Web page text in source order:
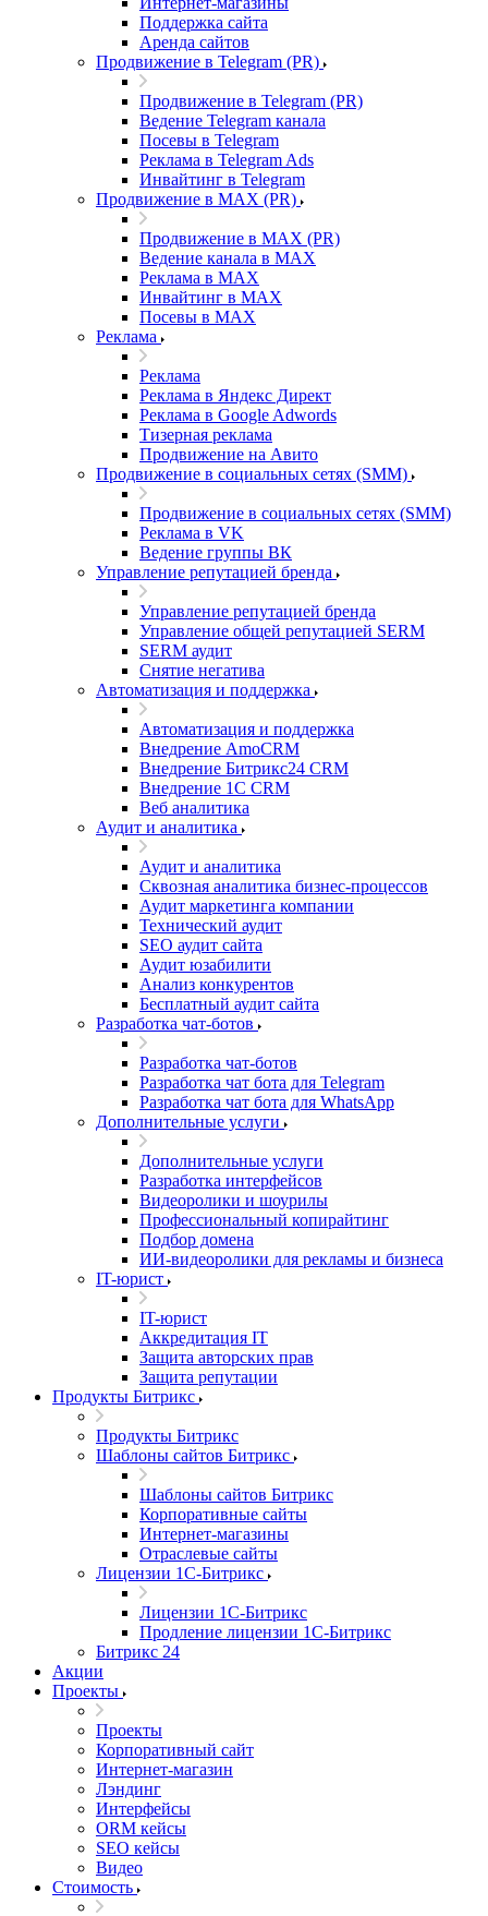
Поддержка сайта
Аренда сайтов
Продвижение в Telegram (PR)
Продвижение в Telegram (PR)
Ведение Telegram канала
Посевы в Telegram
Реклама в Telegram Ads
Инвайтинг в Telegram
Продвижение в MAX (PR)
Продвижение в MAX (PR)
Ведение канала в MAX
Реклама в MAX
Инвайтинг в MAX
Посевы в MAX
Реклама
Реклама
Реклама в Яндекс Директ
Реклама в Google Adwords
Тизерная реклама
Продвижение на Авито
Продвижение в социальных сетях (SMM)
Продвижение в социальных сетях (SMM)
Реклама в VK
Ведение группы ВК
Управление репутацией бренда
Управление репутацией бренда
Управление общей репутацией SERM
SERM аудит
Снятие негатива
Автоматизация и поддержка
Автоматизация и поддержка
Внедрение AmoCRM
Внедрение Битрикс24 CRM
Внедрение 1C CRM
Веб аналитика
Аудит и аналитика
Аудит и аналитика
Сквозная аналитика бизнес-процессов
Аудит маркетинга компании
Технический аудит
SEO аудит сайта
Аудит юзабилити
Анализ конкурентов
Бесплатный аудит сайта
Разработка чат-ботов
Разработка чат-ботов
Разработка чат бота для Telegram
Разработка чат бота для WhatsApp
Дополнительные услуги
Дополнительные услуги
Разработка интерфейсов
Видеоролики и шоурилы
Профессиональный копирайтинг
Подбор домена
ИИ-видеоролики для рекламы и бизнеса
IT-юрист
IT-юрист
Аккредитация IT
Защита авторских прав
Защита репутации
Продукты Битрикс
Продукты Битрикс
Шаблоны сайтов Битрикс
Шаблоны сайтов Битрикс
Корпоративные сайты
Интернет-магазины
Отраслевые сайты
Лицензии 1С-Битрикс
Лицензии 1С-Битрикс
Продление лицензии 1С-Битрикс
Битрикс 24
Акции
Проекты
Проекты
Корпоративный сайт
Интернет-магазин
Лэндинг
Интерфейсы
ORM кейсы
SEO кейсы
Видео
Стоимость